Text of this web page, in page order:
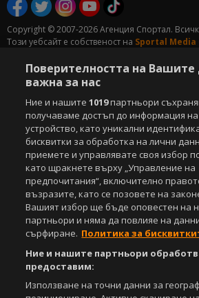
Copyright © 2007-2026 Агенция Спортал.
Този уебсайт е собственост на Sportal Media
За нас Екип За рекламa
Общи условия
Етични правила на НСС
Управление на предпочитания
Съдържанието на този уеб сайт и
под закрила на Закона за авторското право и
Всички статии, репортажи, интервюта и други
видео материали, публикувани в сайта, са
Спортал, освен ако изрично е посочено
публикуване на текстови материали само
Агенция Спортал, посочване на източника и
www.sportal.bg. Използването на графични и
публикувани в сайта, е строго забранено.
санкционирани с цялата строгост на закона.
СвалиБЕЗПЛАТНОТО
Android
Поверителността на Вашите
важна за нас
Ние и нашите1019партньори
получаваме достъп до информация
устройство, като уникални
бисквитки за обработка на лични
приемете и управлявате своя избор
като щракнете върху „Управление на
предпочитания“, включително
възразите, като се позовете на
Вашият избор ще бъде оповестен на
партньори и няма да повлияе на
сърфиране. Политика за
Ние и нашите партньори
предоставим:
Използване на точни данни за